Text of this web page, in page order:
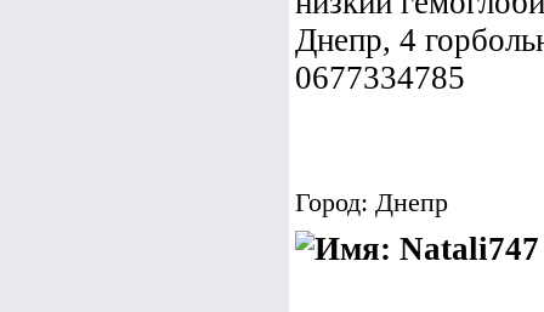
Днепр, 4
0677334785
Город: Днепр